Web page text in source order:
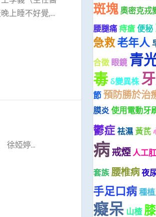
上睡不好覺,...
徐婭婷...
斑塊奧密克戎
腰腿痛痔瘡便秘
急救老年人
合徵 眼鏡 青
毒 δ變異株
節預防勝於治
膜炎使用電動牙
鬱症祛濕黃芪
病戒煙人工
套族腰椎病夜
手足口病種
癡呆 山楂